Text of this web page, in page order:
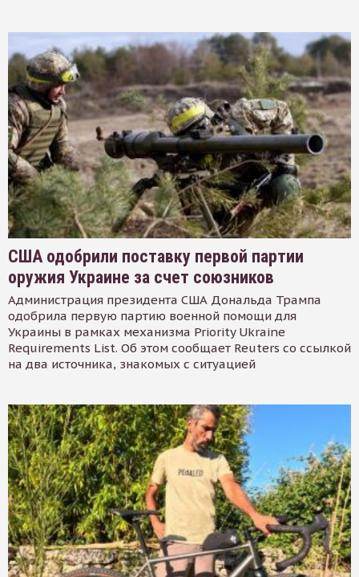
США одобрили поставку первой партии
оружия Украине за счет союзников
Администрация президента США Дональда Трампа
одобрила первую партию военной помощи для
Украины в рамках механизма Priority Ukraine
Requirements List. Об этом сообщает Reuters со ссылкой
на два источника, знакомых с ситуацией